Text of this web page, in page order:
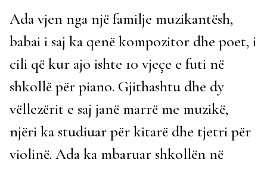
Ada vjen nga një familje muzikantësh,
babai i saj ka qenë kompozitor dhe poet, i
cili që kur ajo ishte 10 vjeçe e futi në
shkollë për piano. Gjithashtu dhe dy
vëllezërit e saj janë marrë me muzikë,
njëri ka studiuar për kitarë dhe tjetri për
violinë. Ada ka mbaruar shkollën në